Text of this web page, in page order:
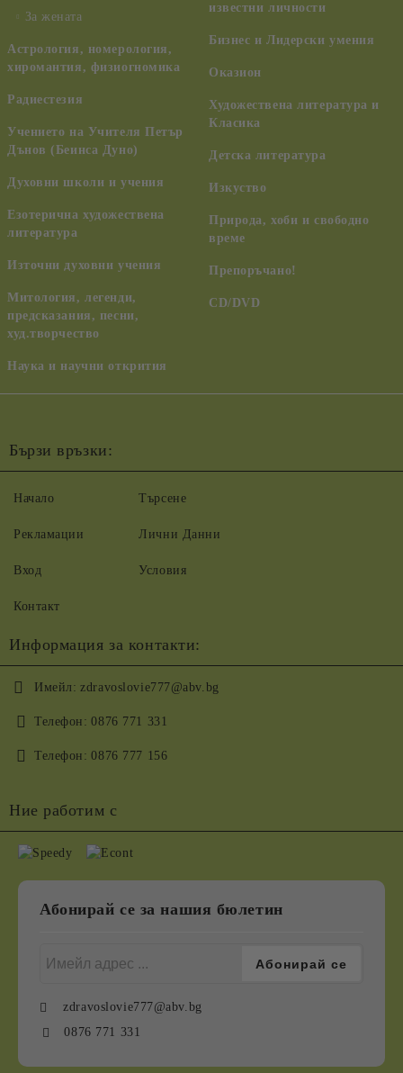
За жената
Астрология, номерология,
хиромантия, физиогномика
Радиестезия
Учението на Учителя Петър
Дънов (Беинса Дуно)
Духовни школи и учения
Езотерична художествена
литература
Източни духовни учения
Митология, легенди,
предсказания, песни,
худ.творчество
Наука и научни открития
известни личности
Бизнес и Лидерски умения
Оказион
Художествена литература и
Класика
Детска литература
Изкуство
Природа, хоби и свободно
време
Препоръчано!
CD/DVD
Бързи връзки:
Начало
Рекламации
Вход
Контакт
Търсене
Лични Данни
Условия
Информация за контакти:
Имейл: zdravoslovie777@abv.bg
Телефон: 0876 771 331
Телефон: 0876 777 156
Ние работим с
Абонирай се за нашия бюлетин
zdravoslovie777@abv.bg
0876 771 331